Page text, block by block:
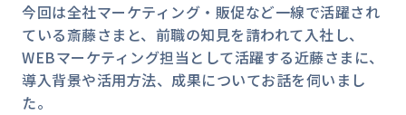
今回は全社マーケティング・販促など一線で活躍され
ている斎藤さまと、前職の知見を請われて入社し、
WEBマーケティング担当として活躍する近藤さまに、
導入背景や活用方法、成果についてお話を伺いまし
た。